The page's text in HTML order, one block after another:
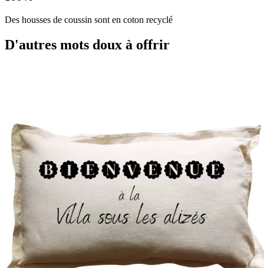
Des housses de coussin sont en coton recyclé
D'autres mots doux à offrir